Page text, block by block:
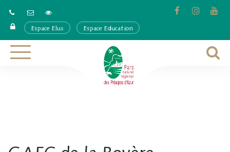
Lien
Facebook
Lien
Espace Elus Espace Education
Aller
à